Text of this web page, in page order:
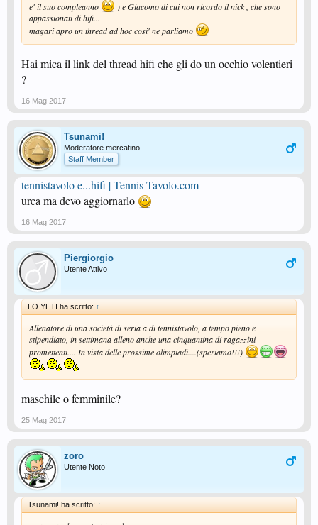
e' il suo compleanno
) e Giacomo di cui non ricordo il nick , che sono
appassionati di hifi...
magari apro un thread ad hoc cosi' ne parliamo
Hai mica il link del thread hifi che gli do un occhio volentieri
?
16 Mag 2017
Tsunami!
Moderatore mercatino
Staff Member
tennistavolo e...hifi | Tennis-Tavolo.com
urca ma devo aggiornarlo
16 Mag 2017
Piergiorgio
Utente Attivo
LO YETI ha scritto: ↑
Allenatore di una società di seria a di tennistavolo, a tempo pieno e
stipendiato, in settimana alleno anche una cinquantina di ragazzini
promettenti.... In vista delle prossime olimpiadi....(speriamo!!!)
maschile o femminile?
25 Mag 2017
zoro
Utente Noto
Tsunami! ha scritto: ↑